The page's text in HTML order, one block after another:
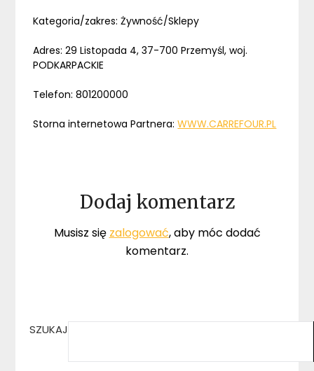
Kategoria/zakres: Żywność/Sklepy
Adres: 29 Listopada 4, 37-700 Przemyśl, woj.
PODKARPACKIE
Telefon: 801200000
Storna internetowa Partnera:WWW.CARREFOUR.PL
Dodaj komentarz
Musisz się zalogować, aby móc dodać
komentarz.
SZUKAJ